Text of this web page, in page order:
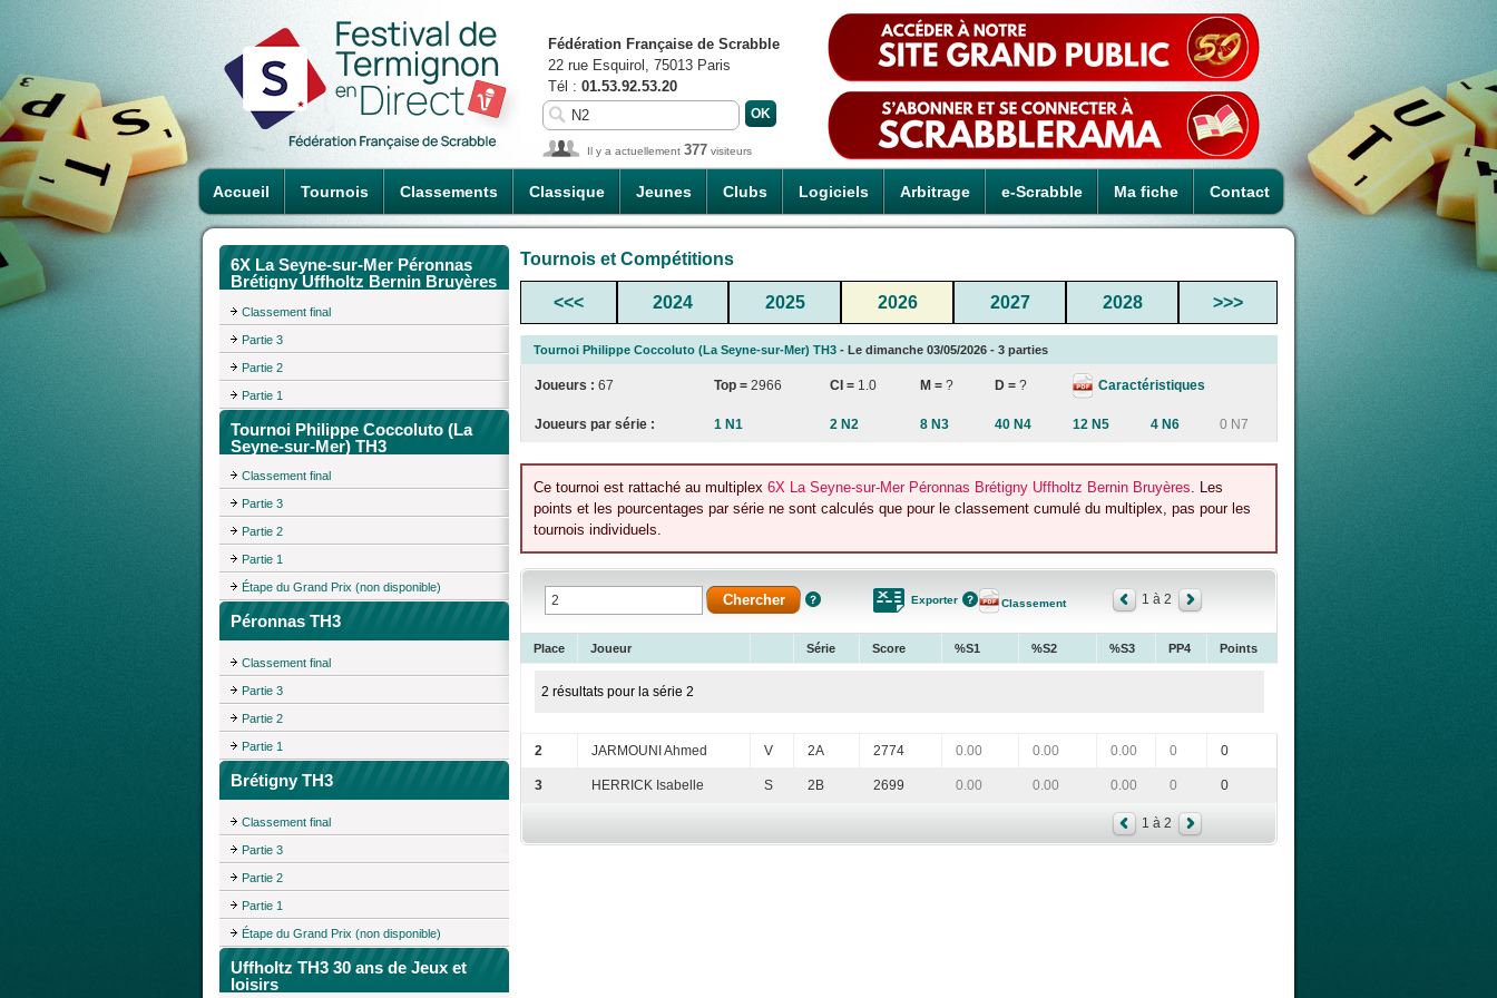
Accueil Tournois Classements Classique Jeunes Clubs Logiciels Arbitrage e-Scrabble Ma fiche Contact
Fédération Française de Scrabble
22 rue Esquirol, 75013 Paris
Tél : 01.53.92.53.20
Il y a actuellement 377 visiteurs
6X La Seyne-sur-Mer Péronnas
Brétigny Uffholtz Bernin Bruyères
Classement final
Partie 3
Partie 2
Partie 1
Tournoi Philippe Coccoluto (La
Seyne-sur-Mer) TH3
Classement final
Partie 3
Partie 2
Partie 1
Étape du Grand Prix (non disponible)
Péronnas TH3
Classement final
Partie 3
Partie 2
Partie 1
Brétigny TH3
Classement final
Partie 3
Partie 2
Partie 1
Étape du Grand Prix (non disponible)
Uffholtz TH3 30 ans de Jeux et
loisirs
Tournois et Compétitions
<<< 2024 2025 2026 2027 2028 >>>
Tournoi Philippe Coccoluto (La Seyne-sur-Mer) TH3 - Le dimanche 03/05/2026 - 3 parties
Joueurs : 67 Top = 2966 CI = 1.0 M = ? D = ? Caractéristiques
Joueurs par série : 1 N1 2 N2 8 N3 40 N4 12 N5 4 N6 0 N7
Ce tournoi est rattaché au multiplex 6X La Seyne-sur-Mer Péronnas Brétigny Uffholtz Bernin Bruyères. Les
points et les pourcentages par série ne sont calculés que pour le classement cumulé du multiplex, pas pour les
tournois individuels.
Exporter Classement 1 à 2
Place Joueur Série Score %S1 %S2 %S3 PP4 Points
2 résultats pour la série 2
2 JARMOUNI Ahmed V 2A 2774 0.00 0.00 0.00 0 0
3 HERRICK Isabelle S 2B 2699 0.00 0.00 0.00 0 0
1 à 2